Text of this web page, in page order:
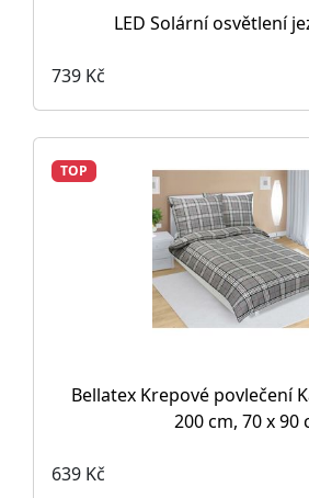
LED Solární osvětlení
739 Kč
TOP
Bellatex Krepové povlečení
200 cm, 70 x 90
639 Kč